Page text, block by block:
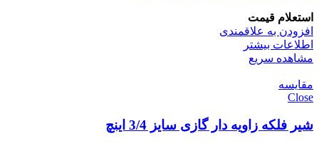
استعلام قیمت
افزودن به علاقمندی
اطلاعات بیشتر
مشاهده سریع
مقایسه
Close
شیر فلکه زاویه دار گازی سایز 3/4 اینچ